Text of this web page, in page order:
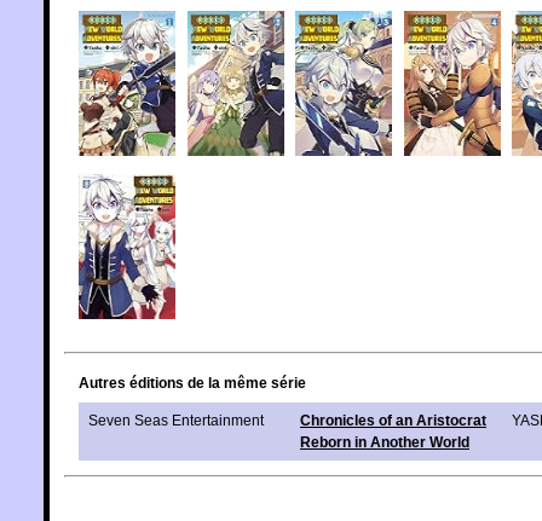
Autres éditions de la même série
Seven Seas Entertainment
Chronicles of an Aristocrat
Reborn in Another World